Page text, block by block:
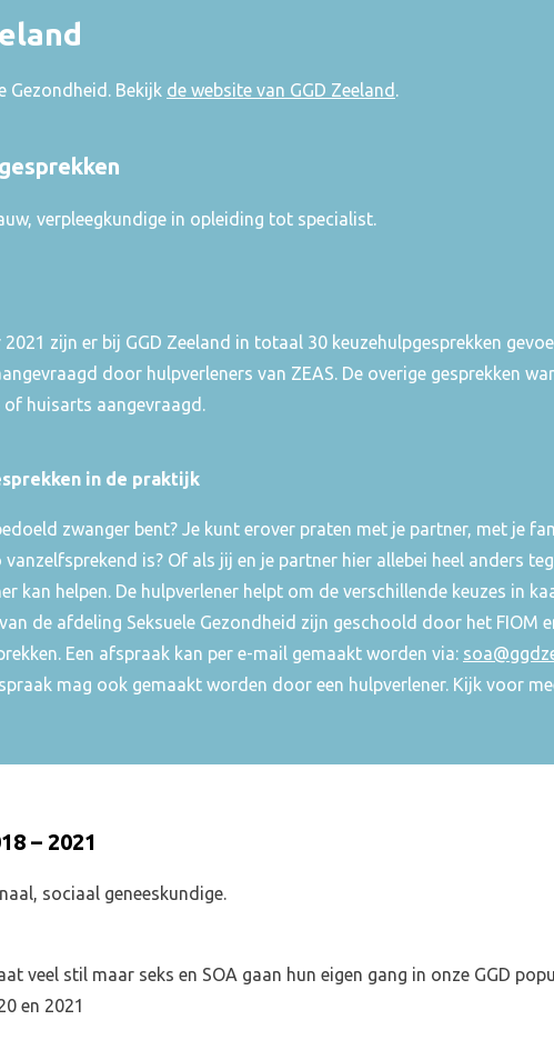
Gezondheid. Bekijk de website van GGD Zeeland .
verpleegkundige in opleiding tot specialist.
zijn er bij GGD Zeeland in totaal 30 keuzehulpgesprekken
door hulpverleners van ZEAS. De overige gesprekken
huisarts aangevraagd.
in de praktijk
zwanger bent? Je kunt erover praten met je partner, met je
is? Of als jij en je partner hier allebei heel anders
kan helpen. De hulpverlener helpt om de verschillende keuzes in
de afdeling Seksuele Gezondheid zijn geschoold door het FIOM
Een afspraak kan per e-mail gemaakt worden via:
mag ook gemaakt worden door een hulpverlener. Kijk voor
– 2021
sociaal geneeskundige.
veel stil maar seks en SOA gaan hun eigen gang in onze GGD
en 2021